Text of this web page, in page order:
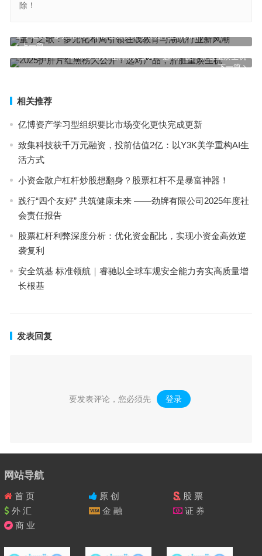
除！
上一篇
量子之歌：多元化布局引领在线教育与潮玩行业新风潮
下一篇
2025护肝片红黑榜大公开！选对产品，肝脏重焕生机
相关推荐
亿博资产学习型组织要比市场变化更快完成更新
致集科技获千万元融资，投前估值2亿：以Y3K美学重构AI生
活方式
小资金散户杠杆炒股想翻身？股票杠杆不是暴富神器！
践行“四个友好” 共筑健康未来 ——劲牌有限公司2025年度社
会责任报告
股票杠杆利弊深度分析：优化资金配比，实现小资金高效逆
袭复利
安全筑基 标准领航｜睿驰以全球车规安全能力夯实高质量增
长根基
发表回复
要发表评论，您必须先 登录 。
网站导航
首 页 原 创
股 票
外 汇
金 融
证 券
商 业